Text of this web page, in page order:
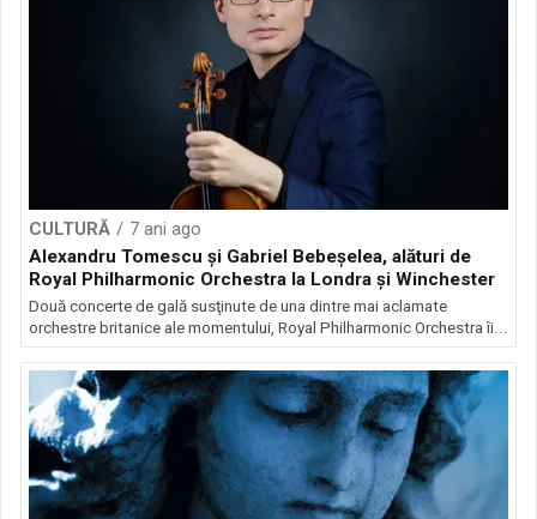
CULTURĂ
7 ani ago
Alexandru Tomescu şi Gabriel Bebeşelea, alături de
Royal Philharmonic Orchestra la Londra şi Winchester
Două concerte de gală susţinute de una dintre mai aclamate
orchestre britanice ale momentului, Royal Philharmonic Orchestra îi...